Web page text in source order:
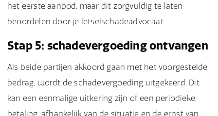
het eerste aanbod, maar dit zorgvuldig te laten
beoordelen door je letselschadeadvocaat.
Stap 5: schadevergoeding ontvangen
Als beide partijen akkoord gaan met het voorgestelde
bedrag, wordt de schadevergoeding uitgekeerd. Dit
kan een eenmalige uitkering zijn of een periodieke
betaling, afhankelijk van de situatie en de ernst van